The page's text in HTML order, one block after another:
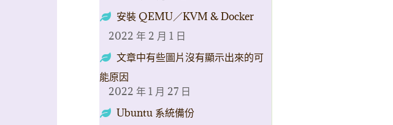
安裝 QEMU／KVM & Docker
2022 年 2 月 1 日
文章中有些圖片沒有顯示出來的可
能原因
2022 年 1 月 27 日
Ubuntu 系統備份